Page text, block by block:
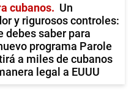
cubanos
Un
y rigurosos controles:
debes saber para
programa Parole
a miles de cubanos
legal a EUUU